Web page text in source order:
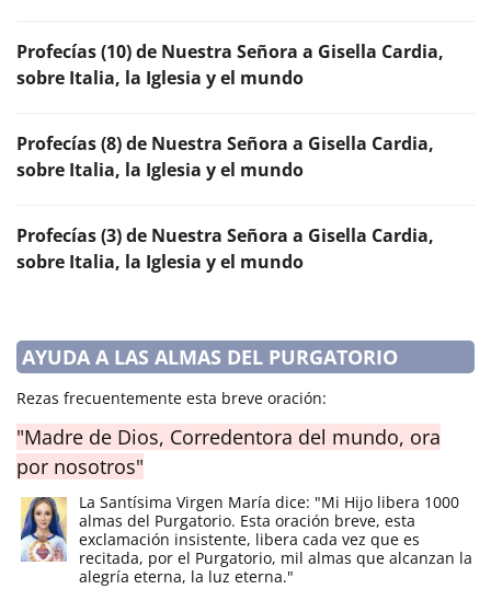
Profecías (10) de Nuestra Señora a Gisella Cardia,
sobre Italia, la Iglesia y el mundo
Profecías (8) de Nuestra Señora a Gisella Cardia,
sobre Italia, la Iglesia y el mundo
Profecías (3) de Nuestra Señora a Gisella Cardia,
sobre Italia, la Iglesia y el mundo
AYUDA A LAS ALMAS DEL PURGATORIO
Rezas frecuentemente esta breve oración:
"Madre de Dios, Corredentora del mundo, ora
por nosotros"
La Santísima Virgen María dice: "Mi Hijo libera 1000
almas del Purgatorio. Esta oración breve, esta
exclamación insistente, libera cada vez que es
recitada, por el Purgatorio, mil almas que alcanzan la
alegría eterna, la luz eterna."